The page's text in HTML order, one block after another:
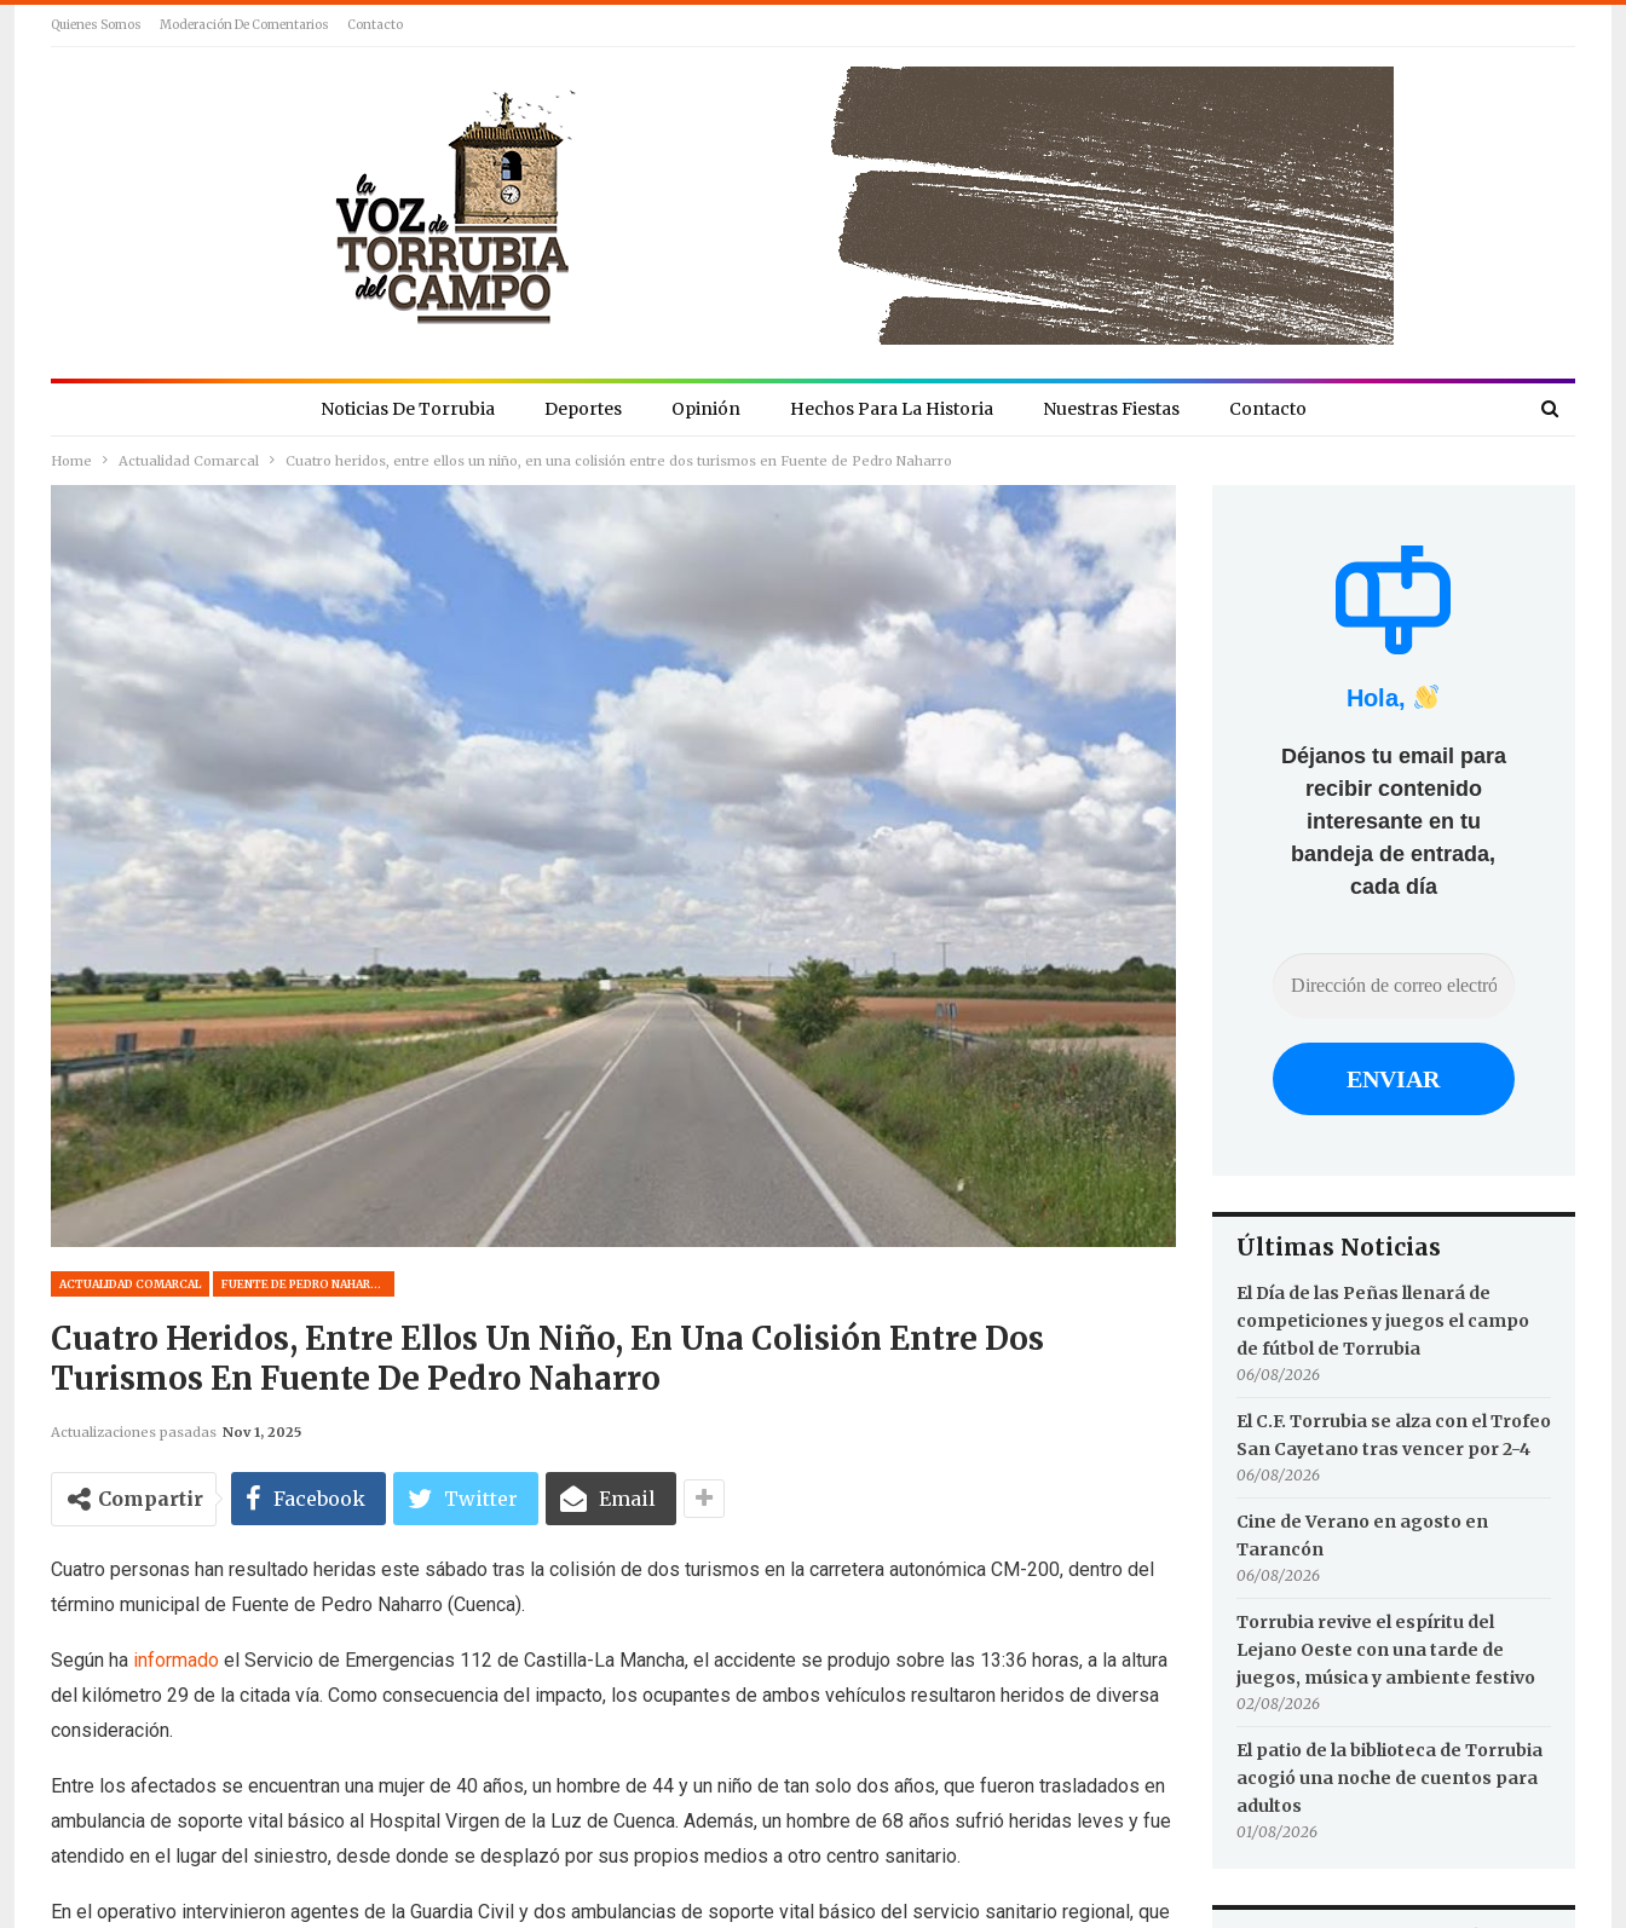
Quienes Somos Moderación De Comentarios Contacto
Noticias De Torrubia Deportes Opinión Hechos Para La Historia Nuestras Fiestas Contacto
Home Actualidad Comarcal Cuatro heridos, entre ellos un niño, en una colisión entre dos turismos en Fuente de Pedro Naharro
ACTUALIDAD COMARCAL FUENTE DE PEDRO NAHARRO
Cuatro Heridos, Entre Ellos Un Niño, En Una Colisión Entre Dos
Turismos En Fuente De Pedro Naharro
Actualizaciones pasadas Nov 1, 2025
Compartir Facebook Twitter Email
Cuatro personas han resultado heridas este sábado tras la colisión de dos turismos en la carretera autonómica CM-200, dentro del
término municipal de Fuente de Pedro Naharro (Cuenca).
Según ha informado el Servicio de Emergencias 112 de Castilla-La Mancha, el accidente se produjo sobre las 13:36 horas, a la altura
del kilómetro 29 de la citada vía. Como consecuencia del impacto, los ocupantes de ambos vehículos resultaron heridos de diversa
consideración.
Entre los afectados se encuentran una mujer de 40 años, un hombre de 44 y un niño de tan solo dos años, que fueron trasladados en
ambulancia de soporte vital básico al Hospital Virgen de la Luz de Cuenca. Además, un hombre de 68 años sufrió heridas leves y fue
atendido en el lugar del siniestro, desde donde se desplazó por sus propios medios a otro centro sanitario.
En el operativo intervinieron agentes de la Guardia Civil y dos ambulancias de soporte vital básico del servicio sanitario regional, que
Hola,
Déjanos tu email para
recibir contenido
interesante en tu
bandeja de entrada,
cada día
Últimas Noticias
El Día de las Peñas llenará de
competiciones y juegos el campo
de fútbol de Torrubia
06/08/2026
El C.F. Torrubia se alza con el Trofeo
San Cayetano tras vencer por 2-4
06/08/2026
Cine de Verano en agosto en
Tarancón
06/08/2026
Torrubia revive el espíritu del
Lejano Oeste con una tarde de
juegos, música y ambiente festivo
02/08/2026
El patio de la biblioteca de Torrubia
acogió una noche de cuentos para
adultos
01/08/2026